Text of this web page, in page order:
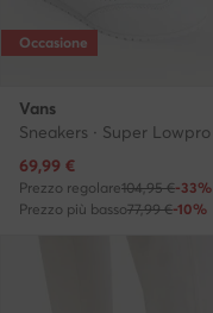
Occasione
Vans
Prezzo attuale
69,99 €
Prezzo regolare104,95 €-33%
Prezzo più basso77,99 €-10%